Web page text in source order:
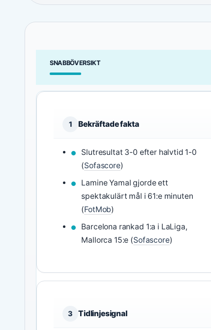
SNABBÖVERSIKT
1 Bekräftade fakta
Slutresultat 3-0 efter halvtid 1-0
(Sofascore)
Lamine Yamal gjorde ett
spektakulärt mål i 61:e minuten
(FotMob)
Barcelona rankad 1:a i LaLiga,
Mallorca 15:e (Sofascore)
3 Tidlinjesignal